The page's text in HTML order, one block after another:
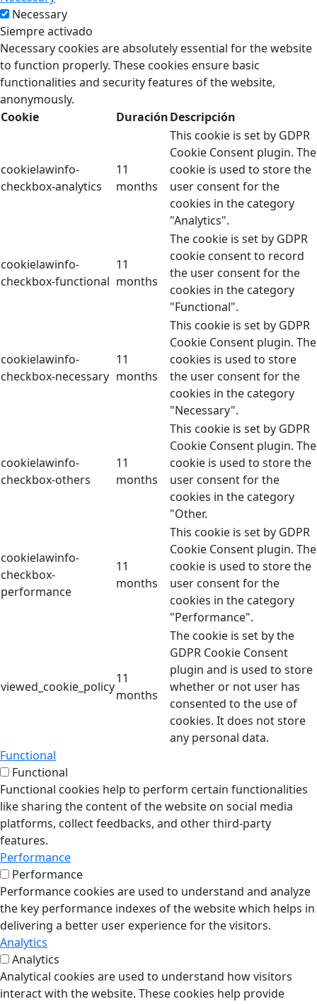
Necessary
Siempre activado
Necessary cookies are absolutely essential for the website
to function properly. These cookies ensure basic
functionalities and security features of the website,
anonymously.
Cookie
DuraciónDescripción
cookielawinfo-
checkbox-analytics
11
months
This cookie is set by GDPR
Cookie Consent plugin. The
cookie is used to store the
user consent for the
cookies in the category
"Analytics".
cookielawinfo-
checkbox-functional
11
months
The cookie is set by GDPR
cookie consent to record
the user consent for the
cookies in the category
"Functional".
cookielawinfo-
checkbox-necessary
11
months
This cookie is set by GDPR
Cookie Consent plugin. The
cookies is used to store
the user consent for the
cookies in the category
"Necessary".
cookielawinfo-
checkbox-others
11
months
This cookie is set by GDPR
Cookie Consent plugin. The
cookie is used to store the
user consent for the
cookies in the category
"Other.
cookielawinfo-
checkbox-
performance
11
months
This cookie is set by GDPR
Cookie Consent plugin. The
cookie is used to store the
user consent for the
cookies in the category
"Performance".
viewed_cookie_policy
11
months
The cookie is set by the
GDPR Cookie Consent
plugin and is used to store
whether or not user has
consented to the use of
cookies. It does not store
any personal data.
Functional
Functional
Functional cookies help to perform certain functionalities
like sharing the content of the website on social media
platforms, collect feedbacks, and other third-party
features.
Performance
Performance
Performance cookies are used to understand and analyze
the key performance indexes of the website which helps in
delivering a better user experience for the visitors.
Analytics
Analytics
Analytical cookies are used to understand how visitors
interact with the website. These cookies help provide